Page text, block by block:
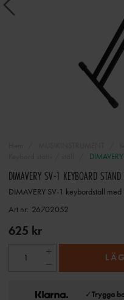
DIMAVERY SV-1 KEYBOARD
DIMAVERY SV-1 keybordställ
Art nr: 26702052
625 kr
✓Trygga